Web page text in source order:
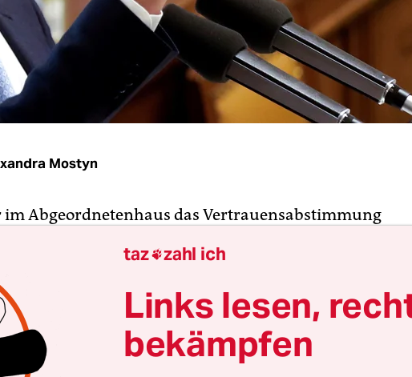
Mostyn
im Abgeordnetenhaus das Vertrauensabstimmung
Donnerstag in den Foyers und Gängen des barocken
im Prager Zentrum zu einem anderen Problem
Klappt es mit der Abstimmung noch rechtzeitig vor
Ereignis des Tages, dem Viertelfinale gegen
WM?
taz zahl ich
Links lesen,
bekämpfen